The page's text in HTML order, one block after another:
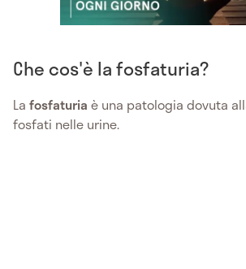
Che cos'è la fosfaturia?
La fosfaturia è una patologia dovuta
fosfati nelle urine.